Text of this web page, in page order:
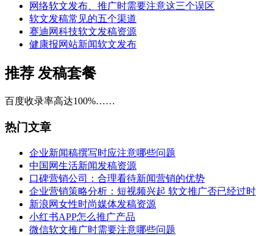
网络软文发布、推广时需要注意这三个误区
软文发稿常见的五个渠道
赛迪网科技软文发稿资源
健康报网站新闻软文发布
推荐 发稿套餐
百度收录率高达100%……
热门文章
企业新闻稿撰写时应注意哪些问题
中国网生活新闻发稿资源
口碑营销公司：合理看待新闻营销的优势
企业营销策略分析：短视频兴起 软文推广否已经过时
新浪网女性时尚媒体发稿资源
小红书APP怎么推广产品
微信软文推广时需要注意哪些问题